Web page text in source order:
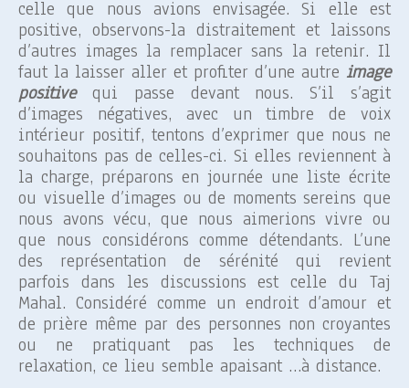
celle que nous avions envisagée. Si elle est
positive, observons-la distraitement et laissons
d’autres images la remplacer sans la retenir. Il
faut la laisser aller et profiter d’une autre image
positivequi passe devant nous. S’il s’agit
d’images négatives, avec un timbre de voix
intérieur positif, tentons d’exprimer que nous ne
souhaitons pas de celles-ci. Si elles reviennent à
la charge, préparons en journée une liste écrite
ou visuelle d’images ou de moments sereins que
nous avons vécu, que nous aimerions vivre ou
que nous considérons comme détendants. L’une
des représentation de sérénité qui revient
parfois dans les discussions est celle du Taj
Mahal. Considéré comme un endroit d’amour et
de prière même par des personnes non croyantes
ou ne pratiquant pas les techniques de
relaxation, ce lieu semble apaisant …à distance.